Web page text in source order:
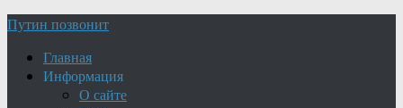
Путин позвонит
Главная
Информация
О сайте